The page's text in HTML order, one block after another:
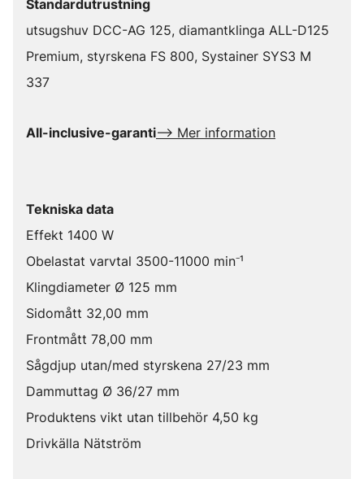
Standardutrustning
utsugshuv DCC-AG 125, diamantklinga ALL-D125
Premium, styrskena FS 800, Systainer SYS3 M
337
All-inclusive-garanti--> Mer information
Tekniska data
Effekt 1400 W
Obelastat varvtal 3500-11000 min⁻¹
Klingdiameter Ø 125 mm
Sidomått 32,00 mm
Frontmått 78,00 mm
Sågdjup utan/med styrskena 27/23 mm
Dammuttag Ø 36/27 mm
Produktens vikt utan tillbehör 4,50 kg
Drivkälla Nätström